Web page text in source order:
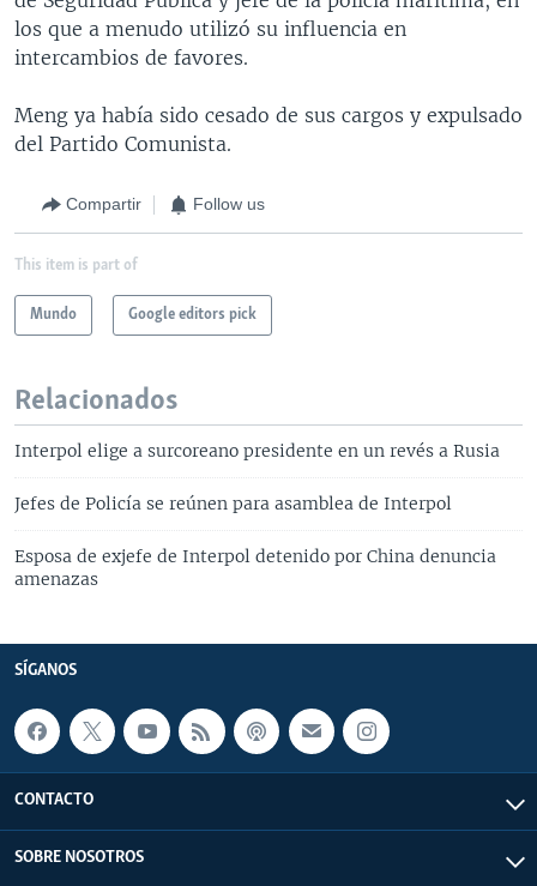
los que a menudo utilizó su influencia en
intercambios de favores.
Meng ya había sido cesado de sus cargos y expulsado
del Partido Comunista.
Compartir Follow us
This item is part of
Mundo Google editors pick
Relacionados
Interpol elige a surcoreano presidente en un revés a Rusia
Jefes de Policía se reúnen para asamblea de Interpol
Esposa de exjefe de Interpol detenido por China denuncia
amenazas
SÍGANOS
CONTACTO
SOBRE NOSOTROS